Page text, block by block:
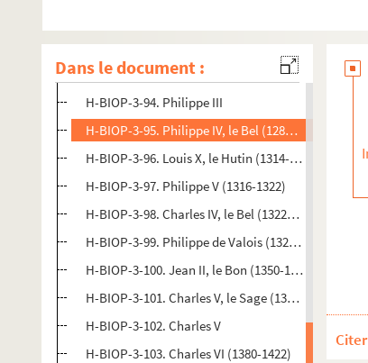
Dans le document :
H-BIOP-3-92. Louis IX, dit Saint Louis (1226-1270)
H-BIOP-3-93. Philippe III, le Hardy (1270-1285)
H-BIOP-3-94. Philippe III
H-BIOP-3-95. Philippe IV, le Bel (1285-1314)
H-BIOP-3-96. Louis X, le Hutin (1314-1316)
H-BIOP-3-97. Philippe V (1316-1322)
H-BIOP-3-98. Charles IV, le Bel (1322-1328)
H-BIOP-3-99. Philippe de Valois (1328-1368)
H-BIOP-3-100. Jean II, le Bon (1350-1364)
H-BIOP-3-101. Charles V, le Sage (1364-1380)
H-BIOP-3-102. Charles V
H-BIOP-3-103. Charles VI (1380-1422)